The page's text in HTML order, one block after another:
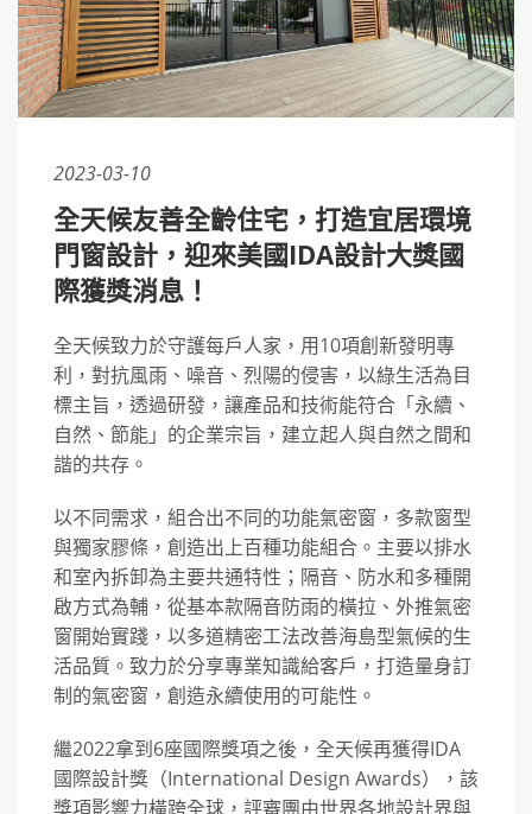
2023-03-10
全天候友善全齡住宅，打造宜居環境
門窗設計，迎來美國IDA設計大獎國
際獲獎消息！
全天候致力於守護每戶人家，用10項創新發明專
利，對抗風雨、噪音、烈陽的侵害，以綠生活為目
標主旨，透過研發，讓產品和技術能符合「永續、
自然、節能」的企業宗旨，建立起人與自然之間和
諧的共存。
以不同需求，組合出不同的功能氣密窗，多款窗型
與獨家膠條，創造出上百種功能組合。主要以排水
和室內拆卸為主要共通特性；隔音、防水和多種開
啟方式為輔，從基本款隔音防雨的橫拉、外推氣密
窗開始實踐，以多道精密工法改善海島型氣候的生
活品質。致力於分享專業知識給客戶，打造量身訂
制的氣密窗，創造永續使用的可能性。
繼2022拿到6座國際獎項之後，全天候再獲得IDA
國際設計獎（International Design Awards），該
獎項影響力橫跨全球，評審團由世界各地設計界與